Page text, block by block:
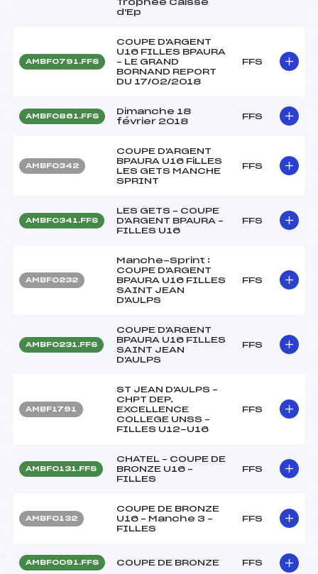
Trophée Caisse
d'Ep
AMBF0791.FFS
COUPE D'ARGENT
U16 FILLES BPAURA
– LE GRAND
BORNAND REPORT
DU 17/02/2018
FFS
AMBF0861.FFS
Dimanche 18
février 2018
FFS
AMBF0342
COUPE D'ARGENT
BPAURA U16 FiLLES
LES GETS MANCHE
SPRINT
FFS
AMBF0341.FFS
LES GETS – COUPE
D'ARGENT BPAURA –
FILLES U16
FFS
AMBF0232
Manche-Sprint :
COUPE D'ARGENT
BPAURA U16 FILLES
SAINT JEAN
D'AULPS
FFS
AMBF0231.FFS
COUPE D'ARGENT
BPAURA U16 FILLES
SAINT JEAN
D'AULPS
FFS
AMBF1791
ST JEAN D'AULPS –
CHPT DEP.
EXCELLENCE
COLLEGE UNSS –
FILLES U12-U16
FFS
AMBF0131.FFS
CHATEL – COUPE DE
BRONZE U16 –
FILLES
FFS
AMBF0132
COUPE DE BRONZE
U16 – Manche 3 –
FILLES
FFS
AMBF0091.FFS COUPE DE BRONZE FFS